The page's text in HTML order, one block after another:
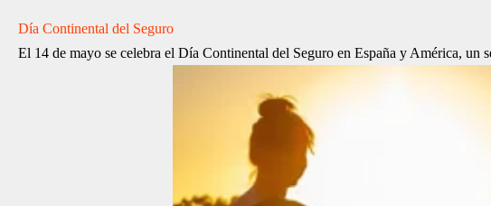
Día Continental del Seguro
El 14 de mayo se celebra el Día Continental del Seguro en España y América, un